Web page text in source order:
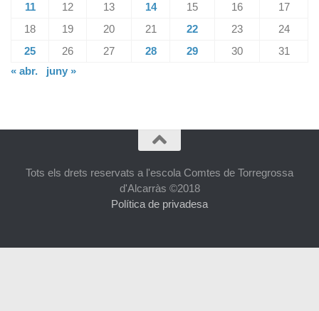
11
12 13 14 15 16
17
18
19 20 21 22 23
24
25
26 27 28 29 30
31
« abr.
juny »
Tots els drets reservats a l'escola Comtes de Torregrossa
d'Alcarràs ©2018
Política de privadesa